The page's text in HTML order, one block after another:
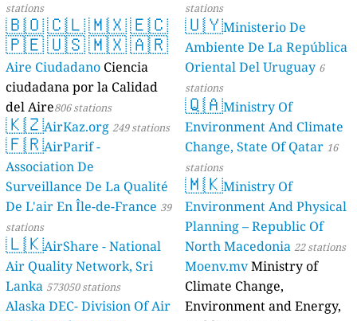
stations
🇧🇴🇨🇱🇲🇽🇪🇨
🇵🇪🇺🇸🇲🇽🇦🇷
Aire Ciudadano Ciencia
ciudadana por la Calidad
del Aire806 stations
🇰🇿AirKaz.org 249 stations
🇫🇷AirParif -
Association De
Surveillance De La Qualité
De L'air En Île-de-France 39
stations
🇱🇰AirShare - National
Air Quality Network, Sri
Lanka 573050 stations
Alaska DEC- Division Of Air
stations
🇺🇾Ministerio De
Ambiente De La República
Oriental Del Uruguay 6
stations
🇶🇦Ministry Of
Environment And Climate
Change, State Of Qatar 16
stations
🇲🇰Ministry Of
Environment And Physical
Planning – Republic Of
North Macedonia 22 stations
Moenv.mvMinistry of
Climate Change,
Environment and Energy,